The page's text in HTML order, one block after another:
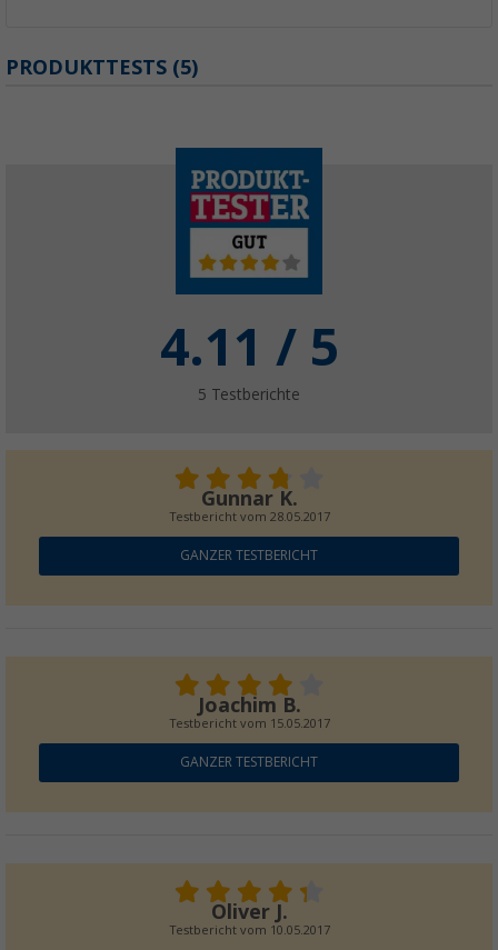
PRODUKTTESTS (5)
4.11 / 5
5 Testberichte
Gunnar K.
Testbericht vom 28.05.2017
GANZER TESTBERICHT
Joachim B.
Testbericht vom 15.05.2017
GANZER TESTBERICHT
Oliver J.
Testbericht vom 10.05.2017